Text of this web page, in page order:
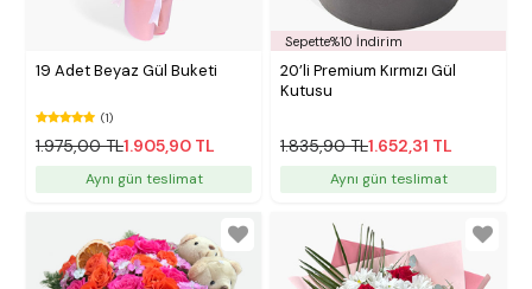
19 Adet Beyaz Gül Buketi
(1)
1.975,00 TL1.905,90 TL
Aynı gün teslimat
Sepette%10 İndirim
20’li Premium Kırmızı Gül
Kutusu
1.835,90 TL1.652,31 TL
Aynı gün teslimat